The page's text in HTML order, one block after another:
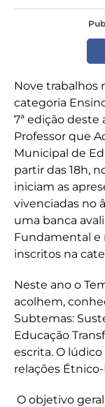
Nove trabalhos
categoria
7ª edição deste
Professor que
Municipal de
partir das 18h,
iniciam as
vivenciadas no
uma banca
Fundamental e
inscritos na
Neste ano o
acolhem,
Subtemas:
Educação
escrita. O
relações
O objetivo